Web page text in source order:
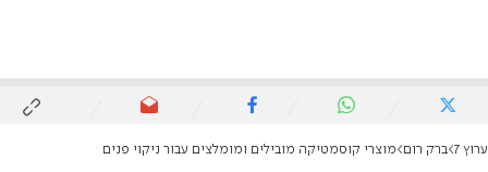
ערוץ 7 ברק רום מוצרי קוסמטיקה מובילים ומומלצים עבור ניקוי פנים